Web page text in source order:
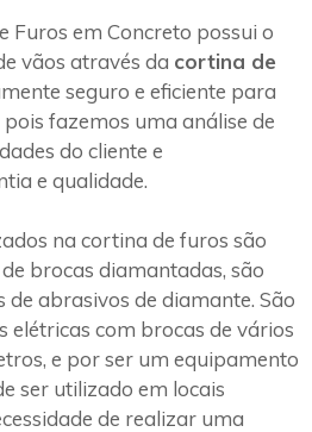
Furos em Concreto possui o
vãos através da cortina de
seguro e eficiente para
fazemos uma análise de
do cliente e
e qualidade.
na cortina de furos são
brocas diamantadas, são
de abrasivos de diamante. São
com brocas de vários
e por ser um equipamento
ser utilizado em locais
de realizar uma